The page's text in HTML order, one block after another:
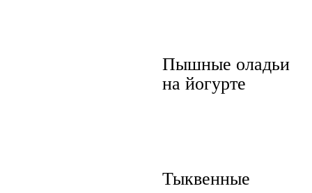
Пышные оладьи
на йогурте
Тыквенные